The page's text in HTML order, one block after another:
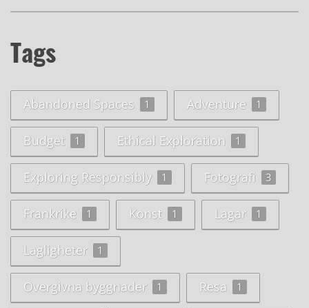
Tags
Abandoned Spaces 1 Adventure 1
Budget 1 Ethical Exploration 1
Exploring Responsibly 1 Fotografi 3
Frankrike 1 Konst 1 Lagar 1
Lagligheter 1
Overgivna byggnader 1 Resa 1